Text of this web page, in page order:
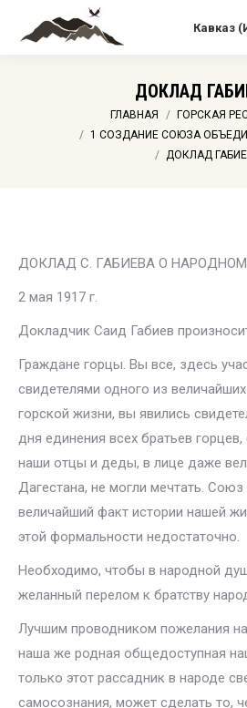
Кавказ
ДОКЛАД
ГЛАВНАЯ
ГОРСКАЯ
1 СОЗДАНИЕ СОЮЗА
ДОКЛАД
ДОКЛАД С. ГАБИЕВА О
2 мая 1917 г.
Докладчик Саид Габиев
Граждане горцы. Вы все, здесь
свидетелями одного из
горской жизни, вы явились
дня единения всех брать­ев
наши отцы и деды, в лице даже
Дагестана, не могли мечтать.
величайший факт истории нашей
этой формальности недостаточно.
Необходимо, чтобы в народной
желанный перелом к братству
Лучшим проводником пожелания
наша же родная общедоступная
только этот рассадник в народе
самосознания, может сделать то,